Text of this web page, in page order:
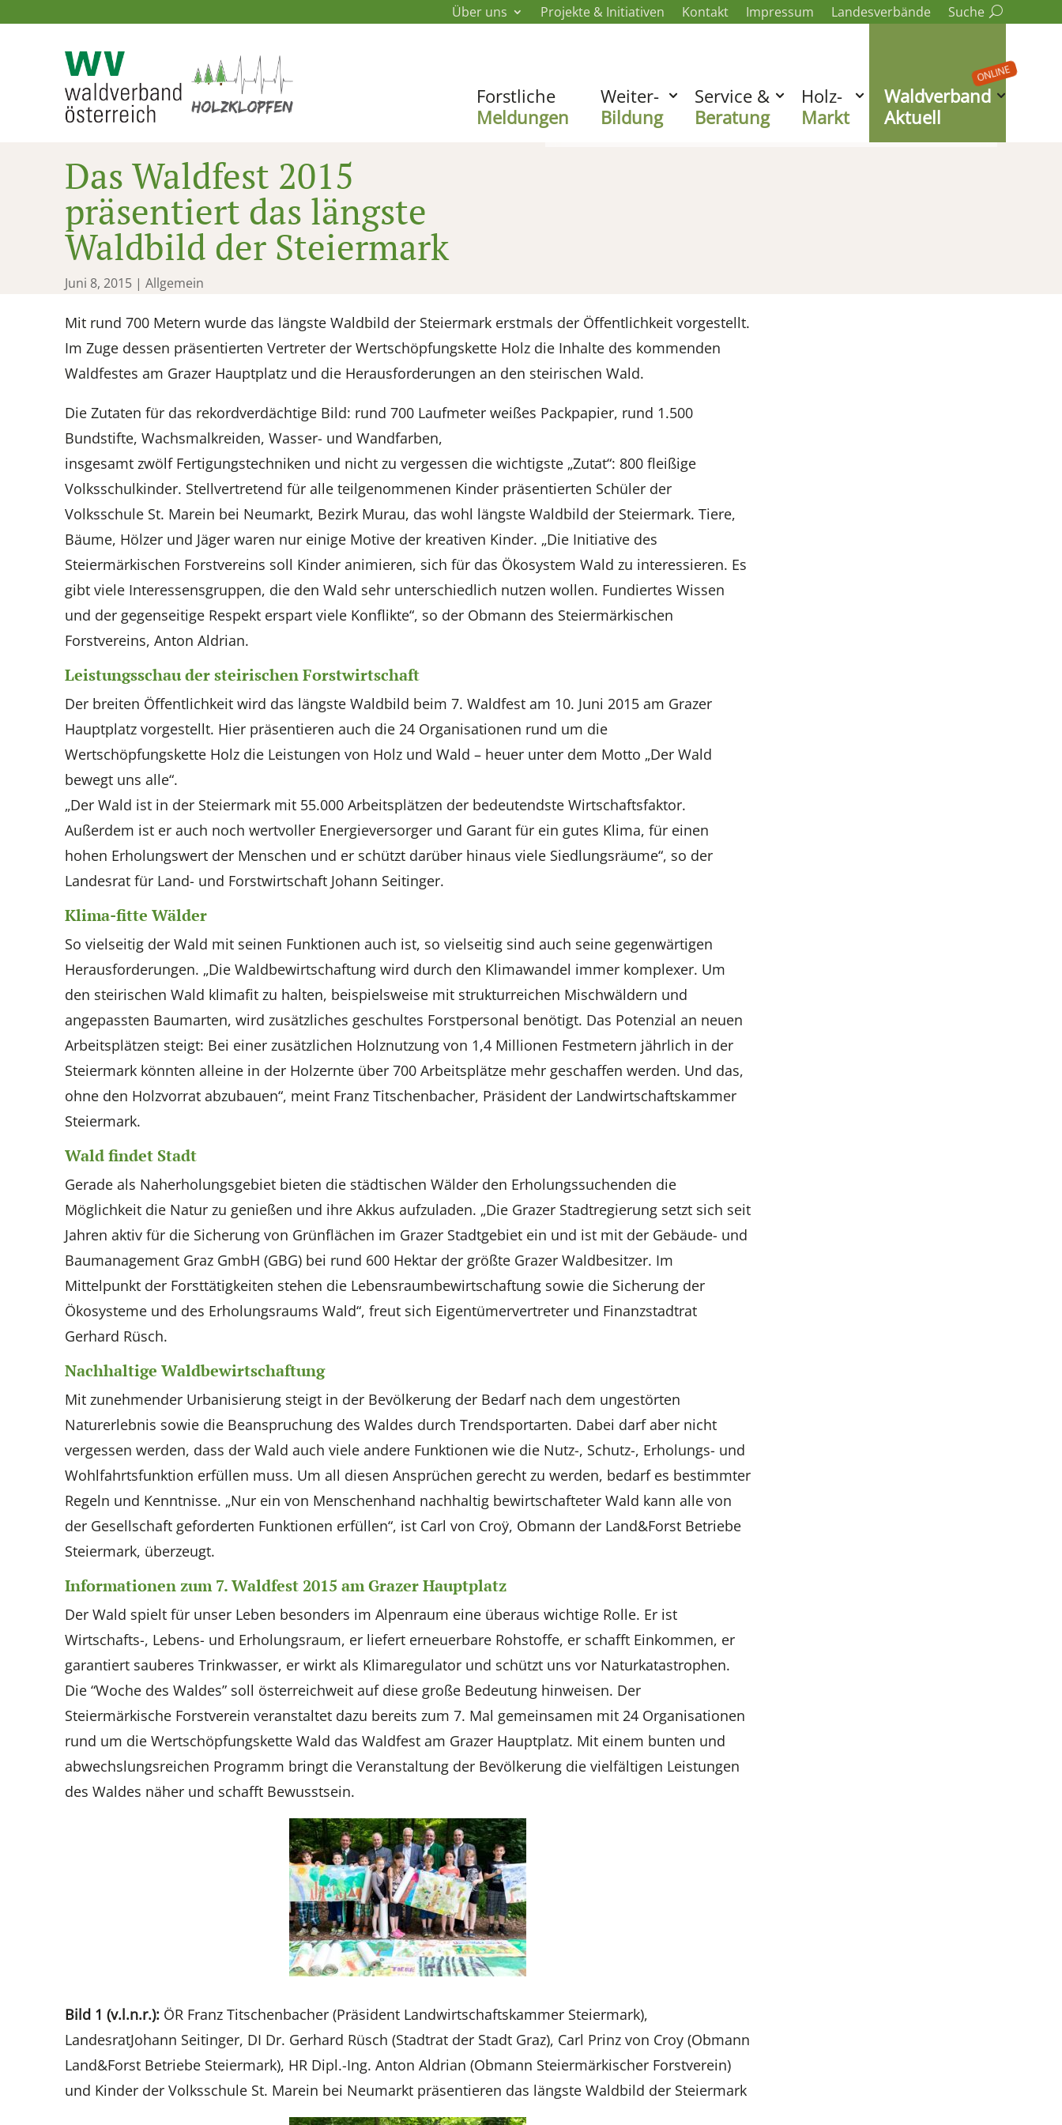
Über uns Projekte & Initiativen Kontakt Impressum Landesverbände Suche
Forstliche
Meldungen
Weiter-
Bildung
Service &
Beratung
Holz-
Markt
ONLINE
Waldverband
Aktuell
Das Waldfest 2015
präsentiert das längste
Waldbild der Steiermark
Juni 8, 2015 | Allgemein
Mit rund 700 Metern wurde das längste Waldbild der Steiermark erstmals der Öffentlichkeit vorgestellt.
Im Zuge dessen präsentierten Vertreter der Wertschöpfungskette Holz die Inhalte des kommenden
Waldfestes am Grazer Hauptplatz und die Herausforderungen an den steirischen Wald.
Die Zutaten für das rekordverdächtige Bild: rund 700 Laufmeter weißes Packpapier, rund 1.500
Bundstifte, Wachsmalkreiden, Wasser- und Wandfarben,
insgesamt zwölf Fertigungstechniken und nicht zu vergessen die wichtigste „Zutat“: 800 fleißige
Volksschulkinder. Stellvertretend für alle teilgenommenen Kinder präsentierten Schüler der
Volksschule St. Marein bei Neumarkt, Bezirk Murau, das wohl längste Waldbild der Steiermark. Tiere,
Bäume, Hölzer und Jäger waren nur einige Motive der kreativen Kinder. „Die Initiative des
Steiermärkischen Forstvereins soll Kinder animieren, sich für das Ökosystem Wald zu interessieren. Es
gibt viele Interessensgruppen, die den Wald sehr unterschiedlich nutzen wollen. Fundiertes Wissen
und der gegenseitige Respekt erspart viele Konflikte“, so der Obmann des Steiermärkischen
Forstvereins, Anton Aldrian.
Leistungsschau der steirischen Forstwirtschaft
Der breiten Öffentlichkeit wird das längste Waldbild beim 7. Waldfest am 10. Juni 2015 am Grazer
Hauptplatz vorgestellt. Hier präsentieren auch die 24 Organisationen rund um die
Wertschöpfungskette Holz die Leistungen von Holz und Wald – heuer unter dem Motto „Der Wald
bewegt uns alle“.
„Der Wald ist in der Steiermark mit 55.000 Arbeitsplätzen der bedeutendste Wirtschaftsfaktor.
Außerdem ist er auch noch wertvoller Energieversorger und Garant für ein gutes Klima, für einen
hohen Erholungswert der Menschen und er schützt darüber hinaus viele Siedlungsräume“, so der
Landesrat für Land- und Forstwirtschaft Johann Seitinger.
Klima-fitte Wälder
So vielseitig der Wald mit seinen Funktionen auch ist, so vielseitig sind auch seine gegenwärtigen
Herausforderungen. „Die Waldbewirtschaftung wird durch den Klimawandel immer komplexer. Um
den steirischen Wald klimafit zu halten, beispielsweise mit strukturreichen Mischwäldern und
angepassten Baumarten, wird zusätzliches geschultes Forstpersonal benötigt. Das Potenzial an neuen
Arbeitsplätzen steigt: Bei einer zusätzlichen Holznutzung von 1,4 Millionen Festmetern jährlich in der
Steiermark könnten alleine in der Holzernte über 700 Arbeitsplätze mehr geschaffen werden. Und das,
ohne den Holzvorrat abzubauen“, meint Franz Titschenbacher, Präsident der Landwirtschaftskammer
Steiermark.
Wald findet Stadt
Gerade als Naherholungsgebiet bieten die städtischen Wälder den Erholungssuchenden die
Möglichkeit die Natur zu genießen und ihre Akkus aufzuladen. „Die Grazer Stadtregierung setzt sich seit
Jahren aktiv für die Sicherung von Grünflächen im Grazer Stadtgebiet ein und ist mit der Gebäude- und
Baumanagement Graz GmbH (GBG) bei rund 600 Hektar der größte Grazer Waldbesitzer. Im
Mittelpunkt der Forsttätigkeiten stehen die Lebensraumbewirtschaftung sowie die Sicherung der
Ökosysteme und des Erholungsraums Wald“, freut sich Eigentümervertreter und Finanzstadtrat
Gerhard Rüsch.
Nachhaltige Waldbewirtschaftung
Mit zunehmender Urbanisierung steigt in der Bevölkerung der Bedarf nach dem ungestörten
Naturerlebnis sowie die Beanspruchung des Waldes durch Trendsportarten. Dabei darf aber nicht
vergessen werden, dass der Wald auch viele andere Funktionen wie die Nutz-, Schutz-, Erholungs- und
Wohlfahrtsfunktion erfüllen muss. Um all diesen Ansprüchen gerecht zu werden, bedarf es bestimmter
Regeln und Kenntnisse. „Nur ein von Menschenhand nachhaltig bewirtschafteter Wald kann alle von
der Gesellschaft geforderten Funktionen erfüllen“, ist Carl von Croÿ, Obmann der Land&Forst Betriebe
Steiermark, überzeugt.
Informationen zum 7. Waldfest 2015 am Grazer Hauptplatz
Der Wald spielt für unser Leben besonders im Alpenraum eine überaus wichtige Rolle. Er ist
Wirtschafts-, Lebens- und Erholungsraum, er liefert erneuerbare Rohstoffe, er schafft Einkommen, er
garantiert sauberes Trinkwasser, er wirkt als Klimaregulator und schützt uns vor Naturkatastrophen.
Die “Woche des Waldes” soll österreichweit auf diese große Bedeutung hinweisen. Der
Steiermärkische Forstverein veranstaltet dazu bereits zum 7. Mal gemeinsamen mit 24 Organisationen
rund um die Wertschöpfungskette Wald das Waldfest am Grazer Hauptplatz. Mit einem bunten und
abwechslungsreichen Programm bringt die Veranstaltung der Bevölkerung die vielfältigen Leistungen
des Waldes näher und schafft Bewusstsein.
Bild 1 (v.l.n.r.): ÖR Franz Titschenbacher (Präsident Landwirtschaftskammer Steiermark),
LandesratJohann Seitinger, DI Dr. Gerhard Rüsch (Stadtrat der Stadt Graz), Carl Prinz von Croy (Obmann
Land&Forst Betriebe Steiermark), HR Dipl.-Ing. Anton Aldrian (Obmann Steiermärkischer Forstverein)
und Kinder der Volksschule St. Marein bei Neumarkt präsentieren das längste Waldbild der Steiermark